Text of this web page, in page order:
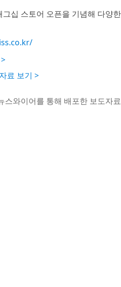
십 스토어 오픈을 기념해 다양
료 보기 >
스와이어를 통해 배포한 보도자